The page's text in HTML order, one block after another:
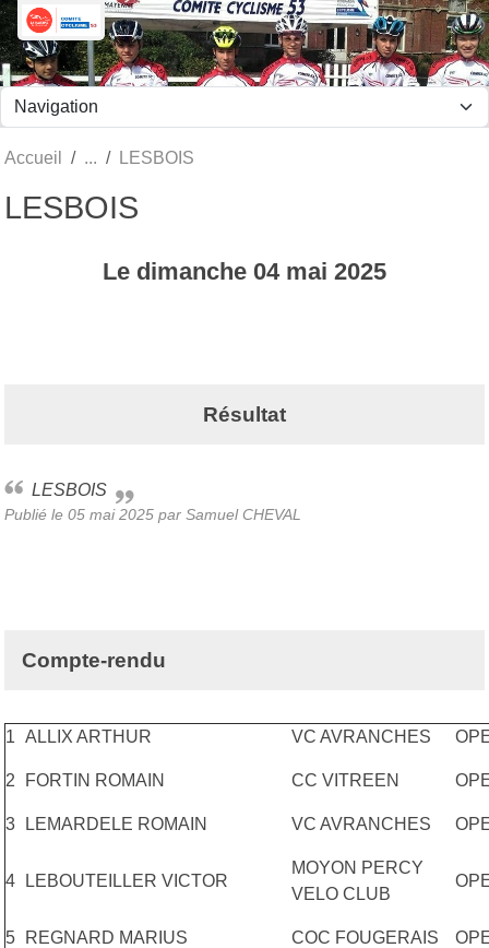
Accueil LESBOIS
LESBOIS
Le dimanche 04 mai 2025
Résultat
LESBOIS
Publié le 05 mai 2025 par Samuel CHEVAL
Compte-rendu
1 ALLIX ARTHUR VC AVRANCHES
2 FORTIN ROMAIN CC VITREEN
3 LEMARDELE ROMAIN VC AVRANCHES
4 LEBOUTEILLER VICTOR
MOYON PERCY
VELO CLUB
5 REGNARD MARIUS COC FOUGERAIS
Panneau de gestion des cookies